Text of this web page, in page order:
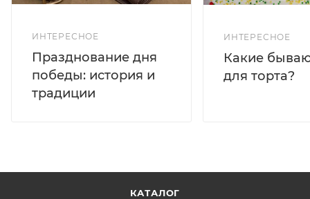
ИНТЕРЕСНОЕ
Празднование дня
победы: история и
традиции
ИНТЕРЕСНОЕ
Какие
для торта?
КАТАЛОГ